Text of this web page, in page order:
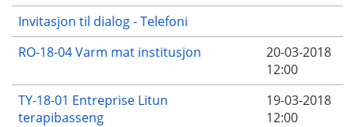
Invitasjon til dialog - Telefoni
RO-18-04 Varm mat institusjon
20-03-2018
12:00
TY-18-01 Entreprise Litun
terapibasseng
19-03-2018
12:00